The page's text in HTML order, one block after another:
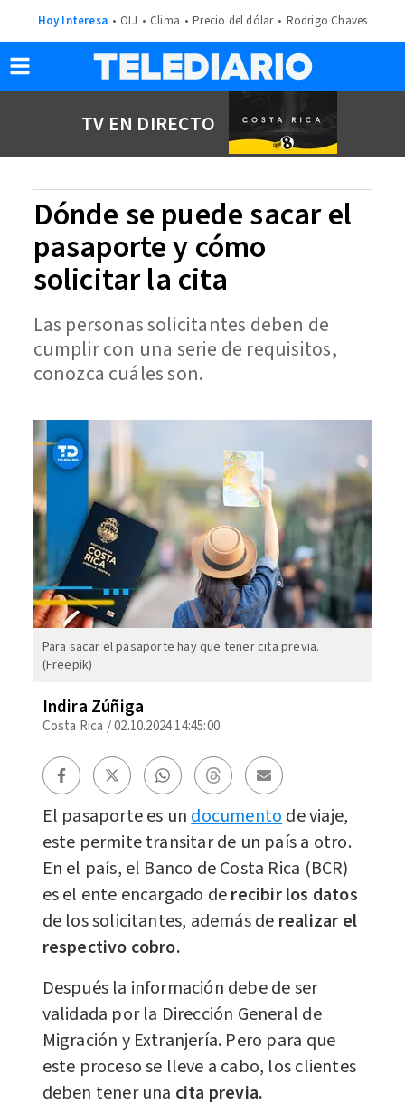
Hoy Interesa OIJ Clima Precio del dólar Rodrigo Chaves
TV EN DIRECTO
Dónde se puede sacar el
pasaporte y cómo
solicitar la cita
Las personas solicitantes deben de
cumplir con una serie de requisitos,
conozca cuáles son.
Para sacar el pasaporte hay que tener cita previa.
(Freepik)
Indira Zúñiga
Costa Rica /02.10.2024 14:45:00
El pasaporte es un documento de viaje,
este permite transitar de un país a otro.
En el país, el Banco de Costa Rica (BCR)
es el ente encargado derecibir los datos
de los solicitantes, además de realizar el
respectivo cobro.
Después la información debe de ser
validada por la Dirección General de
Migración y Extranjería. Pero para que
este proceso se lleve a cabo, los clientes
deben tener una cita previa.